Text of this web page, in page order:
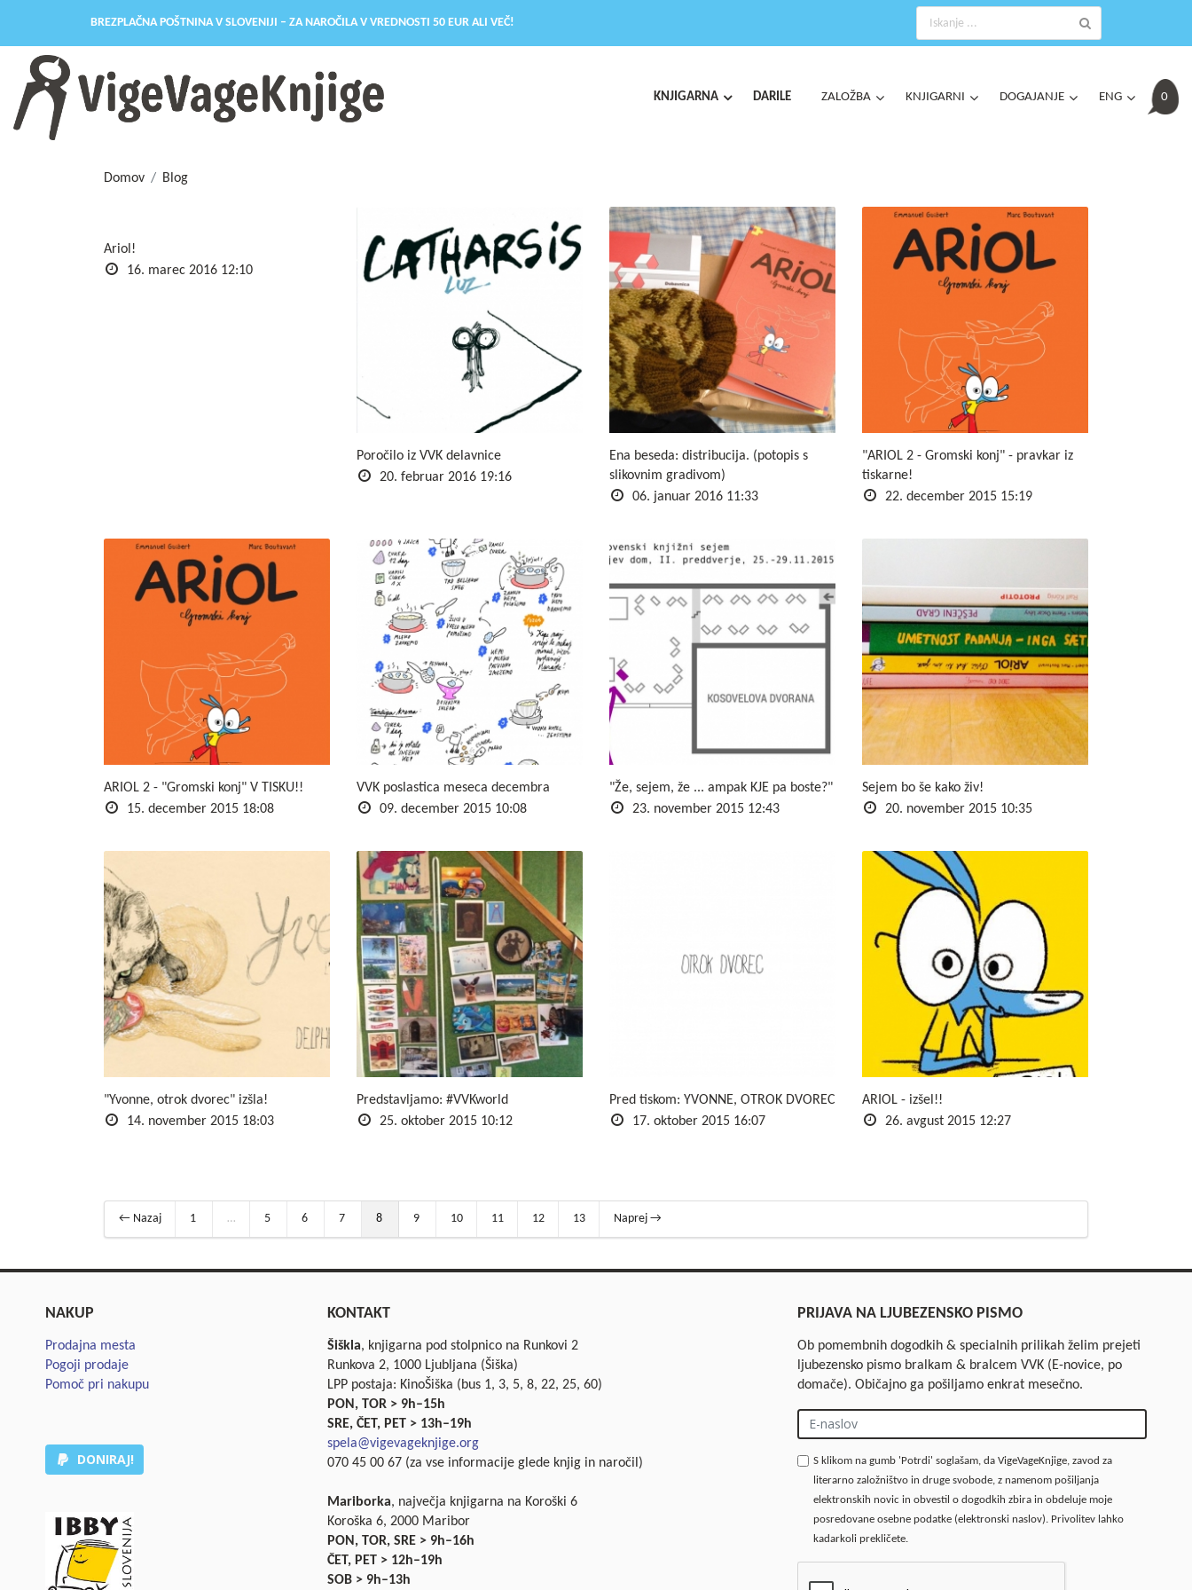
BREZPLAČNA POŠTNINA V SLOVENIJI – ZA NAROČILA V VREDNOSTI 50 EUR ALI VEČ!
KNJIGARNA DARILE ZALOŽBA KNJIGARNI DOGAJANJE ENG 0
Domov Blog
Ariol!
16. marec 2016 12:10
Poročilo iz VVK delavnice
20. februar 2016 19:16
Ena beseda: distribucija. (potopis s
slikovnim gradivom)
06. januar 2016 11:33
"ARIOL 2 - Gromski konj" - pravkar iz
tiskarne!
22. december 2015 15:19
ARIOL 2 - "Gromski konj" V TISKU!!
15. december 2015 18:08
VVK poslastica meseca decembra
09. december 2015 10:08
"Že, sejem, že ... ampak KJE pa boste?"
23. november 2015 12:43
Sejem bo še kako živ!
20. november 2015 10:35
"Yvonne, otrok dvorec" izšla!
14. november 2015 18:03
Predstavljamo: #VVKworld
25. oktober 2015 10:12
Pred tiskom: YVONNE, OTROK DVOREC
17. oktober 2015 16:07
ARIOL - izšel!!
26. avgust 2015 12:27
← Nazaj 1 … 5 6 7 8 9 10 11 12 13 Naprej →
NAKUP
Prodajna mesta
Pogoji prodaje
Pomoč pri nakupu
DONIRAJ!
KONTAKT
Šiškla, knjigarna pod stolpnico na Runkovi 2
Runkova 2, 1000 Ljubljana (Šiška)
LPP postaja: KinoŠiška (bus 1, 3, 5, 8, 22, 25, 60)
PON, TOR > 9h–15h
SRE, ČET, PET > 13h–19h
spela@vigevageknjige.org
070 45 00 67 (za vse informacije glede knjig in naročil)
Mariborka, največja knjigarna na Koroški 6
Koroška 6, 2000 Maribor
PON, TOR, SRE > 9h–16h
ČET, PET > 12h–19h
SOB > 9h–13h
PRIJAVA NA LJUBEZENSKO PISMO
Ob pomembnih dogodkih & specialnih prilikah želim prejeti
ljubezensko pismo bralkam & bralcem VVK (E-novice, po
domače). Običajno ga pošiljamo enkrat mesečno.
S klikom na gumb 'Potrdi' soglašam, da VigeVageKnjige, zavod za
literarno založništvo in druge svobode, z namenom pošiljanja
elektronskih novic in obvestil o dogodkih zbira in obdeluje moje
posredovane osebne podatke (elektronski naslov). Privolitev lahko
kadarkoli prekličete.